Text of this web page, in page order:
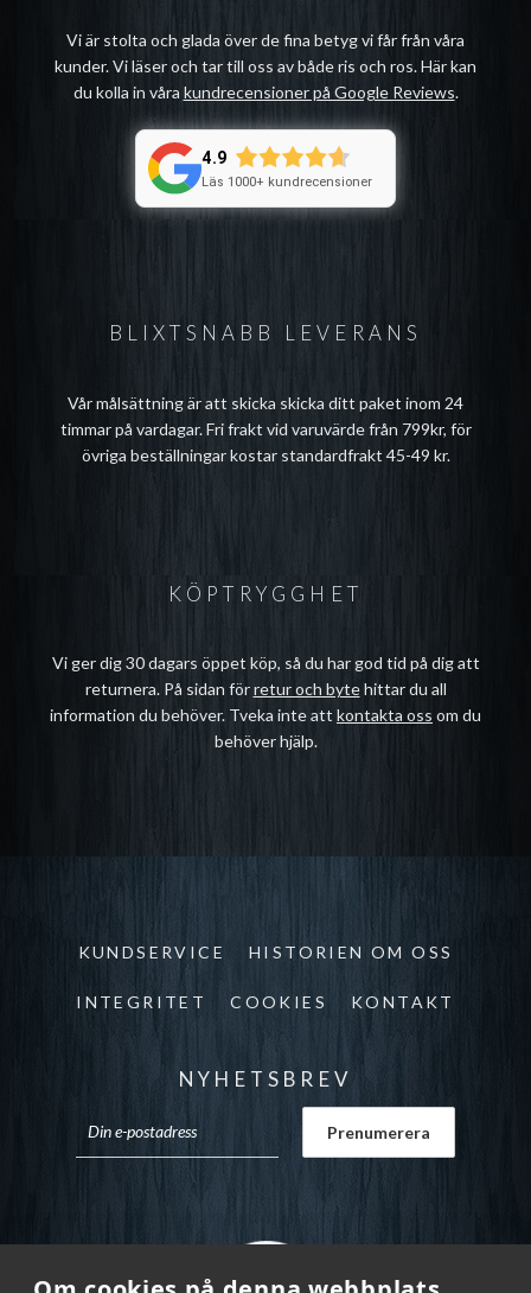
BLIXTSNABB LEVERANS
Vår målsättning är att skicka skicka ditt paket inom 24
timmar på vardagar. Fri frakt vid varuvärde från 799kr, för
övriga beställningar kostar standardfrakt 45-49 kr.
Vi är stolta och glada över de fina betyg vi får från våra
kunder. Vi läser och tar till oss av både ris och ros. Här kan
du kolla in våra kundrecensioner på Google Reviews.
4.9
Läs 1000+ kundrecensioner
KÖPTRYGGHET
Vi ger dig 30 dagars öppet köp, så du har god tid på dig att
returnera. På sidan förretur och bytehittar du all
information du behöver. Tveka inte att kontakta oss om du
behöver hjälp.
KUNDSERVICE HISTORIEN OM OSS
INTEGRITET COOKIES KONTAKT
NYHETSBREV